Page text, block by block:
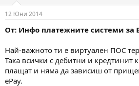
12 Юни 2014
От: Инфо платежните системи за
Най-важното ти е виртуален ПОС
Така всички с дебитни и кредтинит
плащат и няма да зависиш от
ePay.